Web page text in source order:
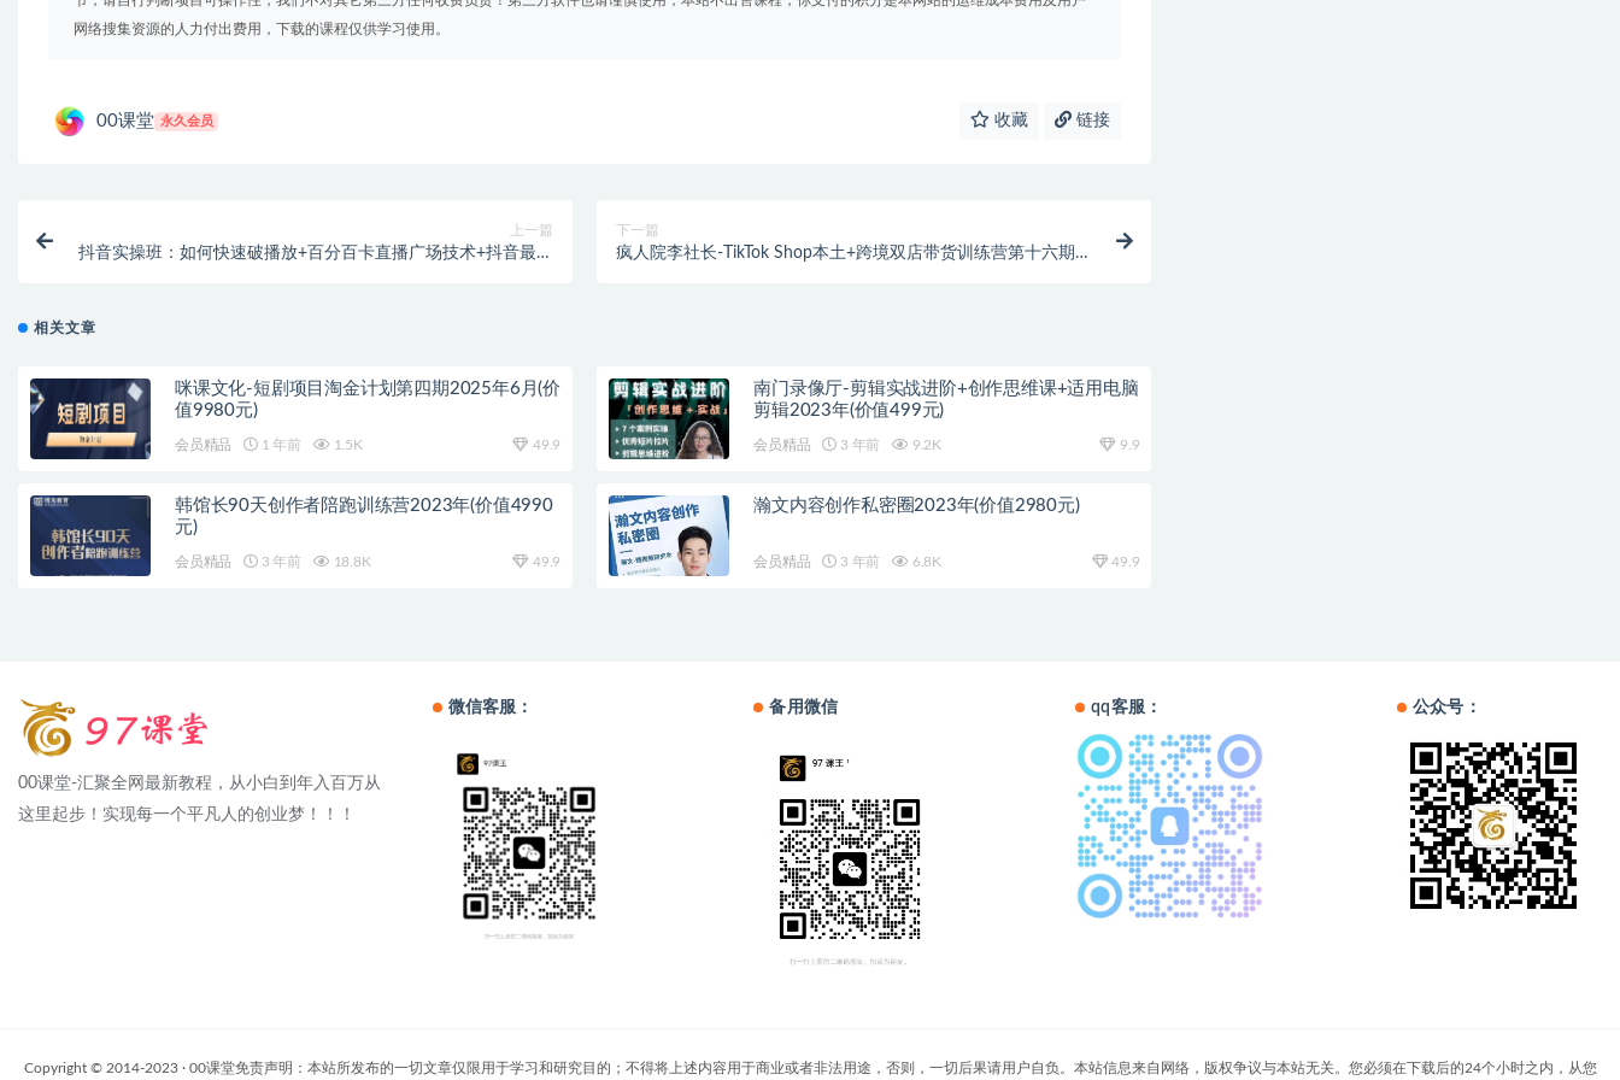
网络搜集资源的人力付出费用，下载的课程仅供学习使用。
00课堂 永久会员 收藏 链接
上一篇
抖音实操班：如何快速破播放+百分百卡直播广场技术+抖音最新
下一篇
疯人院李社长-TikTok Shop本土+跨境双店带货训练营第十六期
相关文章
咪课文化-短剧项目淘金计划第四期2025年6月(价
值9980元)
会员精品 1 年前 1.5K 49.9
南门录像厅-剪辑实战进阶+创作思维课+适用电脑
剪辑2023年(价值499元)
会员精品 3 年前 9.2K 9.9
韩馆长90天创作者陪跑训练营2023年(价值4990
元)
会员精品 3 年前 18.8K 49.9
瀚文内容创作私密圈2023年(价值2980元)
会员精品 3 年前 6.8K 49.9
00课堂-汇聚全网最新教程，从小白到年入百万从
这里起步！实现每一个平凡人的创业梦！！！
微信客服： 备用微信 qq客服： 公众号：
Copyright © 2014-2023 · 00课堂免责声明：本站所发布的一切文章仅限用于学习和研究目的；不得将上述内容用于商业或者非法用途，否则，一切后果请用户自负。本站信息来自网络，版权争议与本站无关。您必须在下载后的24个小时之内，从您